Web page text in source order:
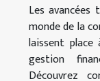
Les avancées
monde de la
laissent
gestion
Découvrez